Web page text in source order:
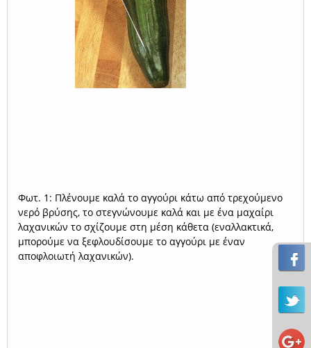
Φωτ. 1: Πλένουμε καλά το αγγούρι κάτω από τρεχούμενο
νερό βρύσης, το στεγνώνουμε καλά και με ένα μαχαίρι
λαχανικών το σχίζουμε στη μέση κάθετα (εναλλακτικά,
μπορούμε να ξεφλουδίσουμε το αγγούρι με έναν
αποφλοιωτή λαχανικών).